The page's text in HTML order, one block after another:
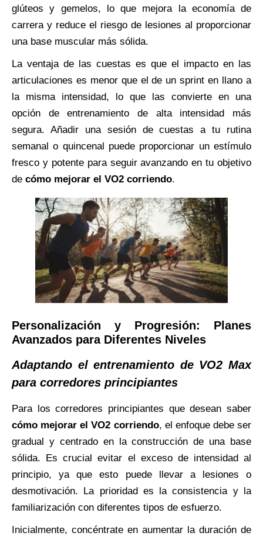
glúteos y gemelos, lo que mejora la economía de
carrera y reduce el riesgo de lesiones al proporcionar
una base muscular más sólida.
La ventaja de las cuestas es que el impacto en las
articulaciones es menor que el de un sprint en llano a
la misma intensidad, lo que las convierte en una
opción de entrenamiento de alta intensidad más
segura. Añadir una sesión de cuestas a tu rutina
semanal o quincenal puede proporcionar un estímulo
fresco y potente para seguir avanzando en tu objetivo
de cómo mejorar el VO2 corriendo.
Personalización y Progresión: Planes
Avanzados para Diferentes Niveles
Adaptando el entrenamiento de VO2 Max
para corredores principiantes
Para los corredores principiantes que desean saber
cómo mejorar el VO2 corriendo, el enfoque debe ser
gradual y centrado en la construcción de una base
sólida. Es crucial evitar el exceso de intensidad al
principio, ya que esto puede llevar a lesiones o
desmotivación. La prioridad es la consistencia y la
familiarización con diferentes tipos de esfuerzo.
Inicialmente, concéntrate en aumentar la duración de